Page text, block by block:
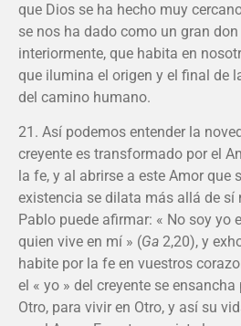
que Dios se ha hecho muy
se nos ha dado como un gran
interiormente, que habita en
que ilumina el origen y el final de
del camino humano.
21. Así podemos entender la
creyente es transformado por el
la fe, y al abrirse a este Amor que
existencia se dilata más allá de sí
Pablo puede afirmar: « No soy yo
quien vive en mí » (Ga 2,20), y
habite por la fe en vuestros
el « yo » del creyente se
Otro, para vivir en Otro, y así su